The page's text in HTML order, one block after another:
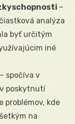
–
analýza
byť určitým
iné
– spočíva v
poskytnutí
problémov, kde
na